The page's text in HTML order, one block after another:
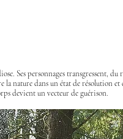
Ses personnages transgressent, du
la nature dans un état de résolution
devient un vecteur de guérison.